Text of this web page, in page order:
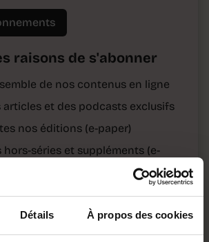
Détails À propos des cookies
raisons de s'abonner
de nos contenus en ligne
articles et des podcasts exclusifs
nos éditions (e-paper)
hors-séries et suppléments (e-
? → Se connecter